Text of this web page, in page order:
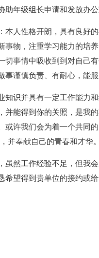
助年级组长申请和发放办
人性格开朗，具有良好的
事物，注重学习能力的培
切事情中吸收到到对自己
事谨慎负责、有耐心，能
识并具有一定工作能力和
并能得到你的关照，是我
或许我们会为着一个共同
并奉献自己的青春和才华
然工作经验不足，但我会
希望得到贵单位的接约或